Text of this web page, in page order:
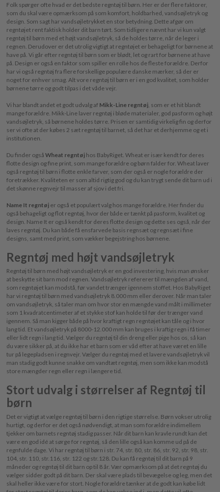
Folk spørger ofte hvad er det bedste regntøj til børn. Her er der flere faktorer,
som du skal være opmærksom på som komfort, holdbarhed, vandsøjletryk og
design. Som sagt har vandsøjletrykket en stor betydning. Dette afgør om
regntøjet rent faktisk holder dit barn tørt. Som tidligere nævnt har vi kun valgt
regntøj til børn med et højt vandsøjletryk, så de holdes tørre, når de leger i
regnen. Derudover er det utrolig vigtigt at regntøjet er behageligt for børnene at
have på. Vi går efter regntøj til børn som er blødt, let og rart for børnene at have
på. Design er også en faktor som spiller en rolle hos de fleste forældre. Derfor
har vi også regntøj fra flere forskellige populære danske mærker, så der er
noget for enhver smag. Alt vore regntøj til børn er i en god kvalitet, som holder
børnene tørre og godt tilpas i det våde vejr.
Vi har blandt andet et godt udvalg af Mikk-Line regntøj, som er et hit blandt
mange forældre. Mikk-Line laver regntøj i bløde materialer, god pasform og højt
vandsøjletryk, så børnene holdes tørre. Prisen er samtidig virkelig fin og derfor
ser vi ofte at der købes 2 sæt regntøj til barnet, så det har et derhjemme og et i
institutionen.
Du finder også Wheat regntøjhos BabyRiget. Wheat er især kendt for deres
flotte design og fine print, som mange forældre og børn falder for. Wheat laver
også regntøj til børn i flotte enkle farver, som der også er nogle forældre der
foretrækker. Kvaliteten er som altid rigtig god og du kan trygt sende dit barn ud i
det skønne regnvejr til masser af sjov i det fri.
Name It regntøj er også et populært valg hos mange forældre. Her finder du
også behageligt og flot regntøj, hvor der både er tænkt på pasform, kvalitet og
design. Name It er også kendt for deres flotte design og dette ses også, når der
laves regntøj. Du kan både få ensfarvede basis regnsæt og regnsæt i fine
designs, samt med print, som vækker begejstring hos børnene.
Regntøj med højt vandsøjletryk
Regntøj til børn med højt vandsøjletryk er en god investering, hvis man ønsker
at beskytte sit barn mod regnen. Vandsøjletryk refererer til mængden af vand,
som regntøjet kan modstå, før vandet trænger igennem stoffet. Hos BabyRiget
har vi regntøj til børn med vandsøjletryk 8.000 mm eller derover. Når man taler
om vandsøjletryk, så taler man om hvor stor en mængde vand målt i millimeter
som 1 kvadratcentimeter af et stykke stof kan holde til før der trænger vand
igennem. Så man kigger både på hvor kraftigt regn regntøjet kan tåle og i hvor
lang tid. Et vandsøjletryk på 8000-12.000 mm kan bruges i kraftig regn i få timer
eller lidt regn i lang tid. Vælger du regntøj til din dreng eller pige hos os, så kan
du være sikker på, at du ikke har et barn som er våd efter at have været en lille
tur på legepladsen i regnvejr. Vælger du regntøj med et lavere vandsøjletryk vil
man stadig godt kunne snakke om vandtæt regntøj, men som ikke kan modstå
store mængder regn eller regn i længere tid.
Stort udvalg i størrelser af Regntøj til
børn
Det er vigtigt at vælge regntøj til børn i den rigtige størrelse. Børn vokser utrolig
hurtigt, og derfor er det også nødvendigt, at man som forældre indimellem
tjekker om barnets regntøj stadig passer. Når dit barn kan kravle rundt kan det
være en god idé at sørge for regntøj, så den lille også kan komme ud på de
regnfulde dage. Vi har regntøj til børn i str. 74, str. 80, str. 86, str. 92, str. 98, str.
104, str. 110, str.116, str. 122 og str.128. Du kan få regntøj til dit barn på 9
måneder og regntøj til dit barn op til 8 år. Vær opmærksom på at det regntøj du
vælger sidder godt på dit barn. Der skal være plads til bevægelse og leg, men det
skal heller ikke være for stort. Nogle forældre tænker at de godt kan købe lidt